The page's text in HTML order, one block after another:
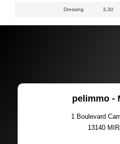
Dressing 3,30
pelimmo -
1 Boulevard
13140